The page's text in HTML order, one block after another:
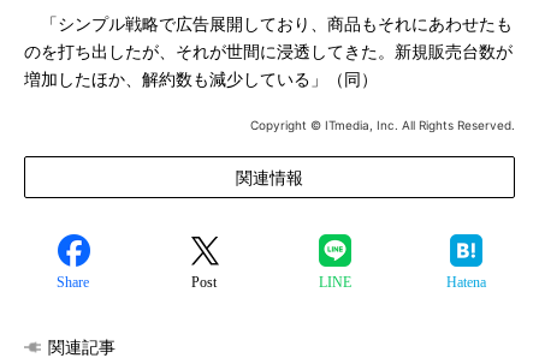
「シンプル戦略で広告展開しており、商品もそれにあわせたも
のを打ち出したが、それが世間に浸透してきた。新規販売台数が
増加したほか、解約数も減少している」（同）
Copyright © ITmedia, Inc. All Rights Reserved.
関連情報
Share Post LINE Hatena
関連記事